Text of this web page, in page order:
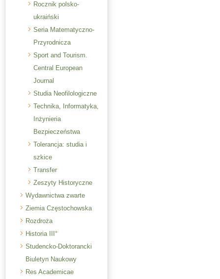
Rocznik polsko-
ukraiński
Seria Matematyczno-
Przyrodnicza
Sport and Tourism.
Central European
Journal
Studia Neofilologiczne
Technika, Informatyka,
Inżynieria
Bezpieczeństwa
Tolerancja: studia i
szkice
Transfer
Zeszyty Historyczne
Wydawnictwa zwarte
Ziemia Częstochowska
Rozdroża
Historia III°
Studencko-Doktorancki
Biuletyn Naukowy
Res Academicae